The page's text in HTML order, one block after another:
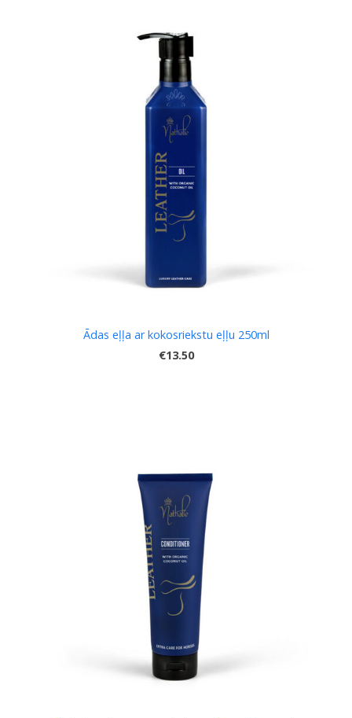
Ādas eļļa ar kokosriekstu eļļu 250ml
€13.50